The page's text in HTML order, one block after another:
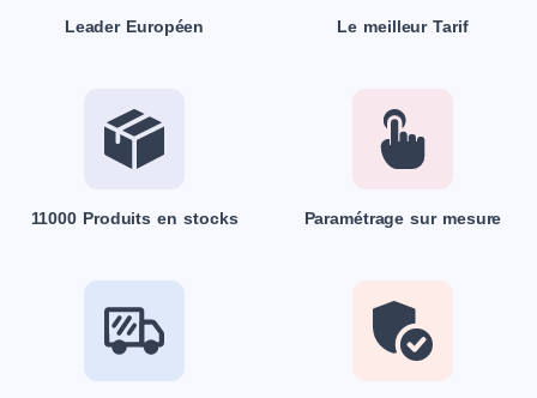
Leader Européen Le meilleur Tarif
11000 Produits en stocks Paramétrage sur mesure